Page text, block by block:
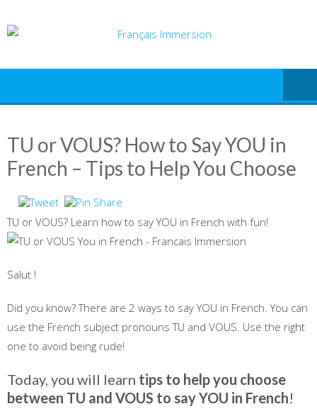
to
TU or VOUS? How to Say YOU in
French – Tips to Help You Choose
TU or VOUS? Learn how to say YOU in French with fun!
Salut !
Did you know? There are 2 ways to say YOU in French. You can
use the French subject pronouns TU and VOUS. Use the right
one to avoid being rude!
Today, you will learn tips to help you choose
between TU and VOUS to say YOU in French!